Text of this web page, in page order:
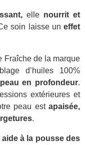
elle nourrit et
soin laisse uneffet
Fraîche de la marque
d’huiles 100%
en profondeur.
extérieures et
peau estapaisée,
.
aide à la pousse des